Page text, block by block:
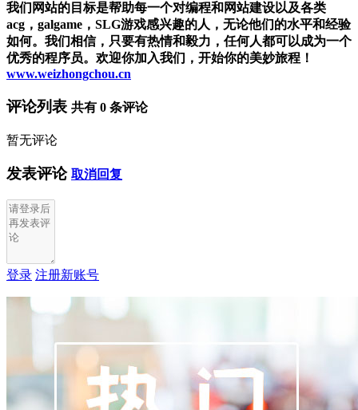
我们网站的目标是帮助每一个对编程和网站建设以及各类
acg，galgame，SLG游戏感兴趣的人，无论他们的水平和经验
如何。我们相信，只要有热情和毅力，任何人都可以成为一个
优秀的程序员。欢迎你加入我们，开始你的美妙旅程！
www.weizhongchou.cn
评论列表 共有 0 条评论
暂无评论
发表评论 取消回复
登录 注册新账号